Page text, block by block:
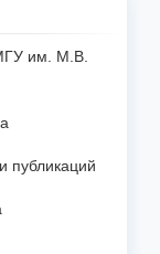
им. М.В.
и публикаций